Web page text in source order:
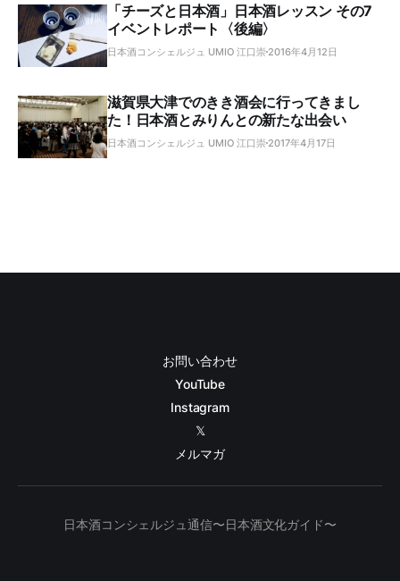
「チーズと日本酒」日本酒レッスン その7
イベントレポート〈後編〉
日本酒コンシェルジュ UMIO 江口崇 2016年4月12日
滋賀県大津でのきき酒会に行ってきまし
た！日本酒とみりんとの新たな出会い
日本酒コンシェルジュ UMIO 江口崇 2017年4月17日
お問い合わせ
YouTube
Instagram
𝕏
メルマガ
日本酒コンシェルジュ通信〜日本酒文化ガイド〜